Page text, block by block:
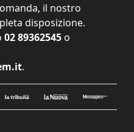
il nostro
disposizione.
02 89362545 o
.